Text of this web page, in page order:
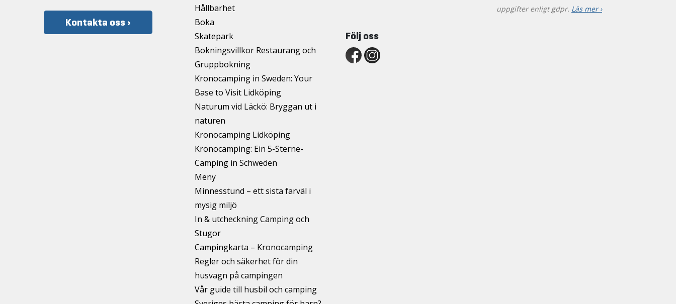
Kontakta oss ›
Hållbarhet
Boka
Skatepark
Bokningsvillkor Restaurang och
Gruppbokning
Kronocamping in Sweden: Your
Base to Visit Lidköping
Naturum vid Läckö: Bryggan ut i
naturen
Kronocamping Lidköping
Kronocamping: Ein 5-Sterne-
Camping in Schweden
Meny
Minnesstund – ett sista farväl i
mysig miljö
In & utcheckning Camping och
Stugor
Campingkarta – Kronocamping
Regler och säkerhet för din
husvagn på campingen
Vår guide till husbil och camping
Följ oss
uppgifter enligt gdpr. Läs mer ›